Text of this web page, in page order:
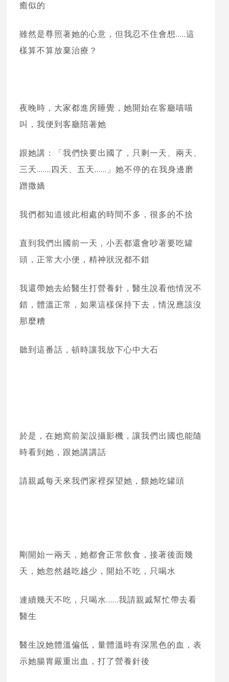
癒似的
雖然是尊照著她的心意，但我忍不住會想…..這
樣算不算放棄治療？
夜晚時，大家都進房睡覺，她開始在客廳喵喵
叫，我便到客廳陪著她
跟她講：「我們快要出國了，只剩一天、兩天、
三天…….四天、五天……」她不停的在我身邊磨
蹭撒嬌
我們都知道彼此相處的時間不多，很多的不捨
直到我們出國前一天，小丟都還會吵著要吃罐
頭，正常大小便，精神狀況都不錯
我還帶她去給醫生打營養針，醫生說看他情況不
錯，體溫正常，如果這樣保持下去，情況應該沒
那麼糟
聽到這番話，頓時讓我放下心中大石
於是，在她窩前架設攝影機，讓我們出國也能隨
時看到她，跟她講講話
請親戚每天來我們家裡探望她，餵她吃罐頭
剛開始一兩天，她都會正常飲食，接著後面幾
天，她忽然越吃越少，開始不吃，只喝水
連續幾天不吃，只喝水……我請親戚幫忙帶去看
醫生
醫生說她體溫偏低，量體溫時有深黑色的血，表
示她腸胃嚴重出血，打了營養針後